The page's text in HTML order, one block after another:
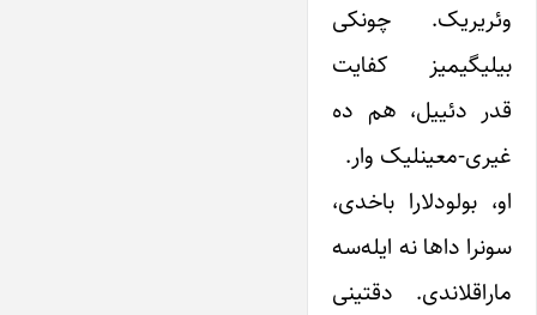
وئریریک. چونکی
بیلیگیمیز کفایت
قدر دئییل، هم ده
غیری-معینلیک وار.
او، بولودلارا باخدی،
سونرا داها نه ایله‌سه
ماراقلاندی. دقتینی